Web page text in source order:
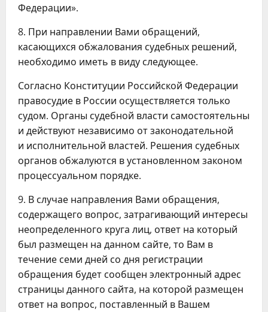
Федерации».
8. При направлении Вами обращений,
касающихся обжалования судебных решений,
необходимо иметь в виду следующее.
Согласно Конституции Российской Федерации
правосудие в России осуществляется только
судом. Органы судебной власти самостоятельны
и действуют независимо от законодательной
и исполнительной властей. Решения судебных
органов обжалуются в установленном законом
процессуальном порядке.
9. В случае направления Вами обращения,
содержащего вопрос, затрагивающий интересы
неопределенного круга лиц, ответ на который
был размещен на данном сайте, то Вам в
течение семи дней со дня регистрации
обращения будет сообщен электронный адрес
страницы данного сайта, на которой размещен
ответ на вопрос, поставленный в Вашем